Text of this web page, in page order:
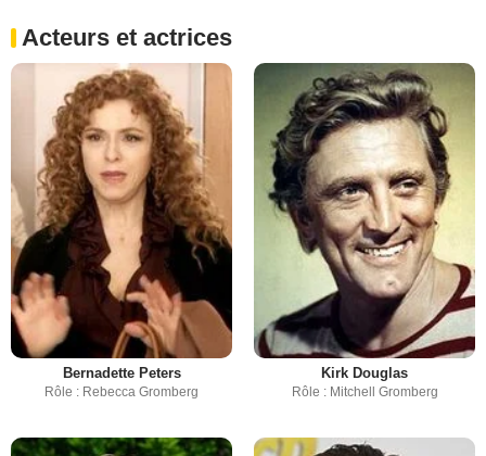
Acteurs et actrices
Bernadette Peters
Rôle : Rebecca Gromberg
Kirk Douglas
Rôle : Mitchell Gromberg